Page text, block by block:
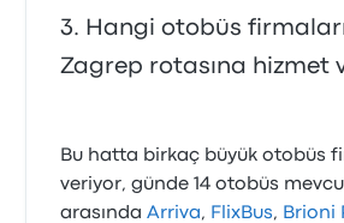
Hangi otobüs
Zagrep rotasına hizmet
Bu hatta birkaç büyük otobüs
veriyor, günde 14 otobüs
arasındaArriva, FlixBus, Brioni